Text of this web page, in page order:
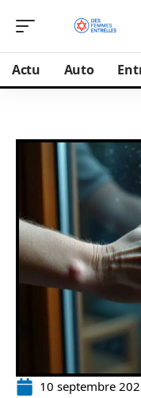
Actu Auto
10 septembre